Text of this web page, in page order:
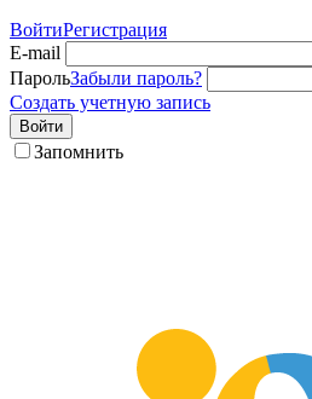
ВойтиРегистрация
E-mail
ПарольЗабыли пароль?
Создать учетную запись
Войти
Запомнить